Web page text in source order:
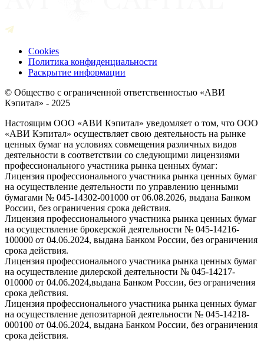
Cookies
Политика конфиденциальности
Раскрытие информации
© Общество с ограниченной ответственностью «АВИ
Кэпитал» - 2025
Настоящим ООО «АВИ Кэпитал» уведомляет о том, что ООО
«АВИ Кэпитал» осуществляет свою деятельность на рынке
ценных бумаг на условиях совмещения различных видов
деятельности в соответствии со следующими лицензиями
профессионального участника рынка ценных бумаг:
Лицензия профессионального участника рынка ценных бумаг
на осуществление деятельности по управлению ценными
бумагами № 045-14302-001000 от 06.08.2026, выдана Банком
России, без ограничения срока действия.
Лицензия профессионального участника рынка ценных бумаг
на осуществление брокерской деятельности № 045-14216-
100000 от 04.06.2024, выдана Банком России, без ограничения
срока действия.
Лицензия профессионального участника рынка ценных бумаг
на осуществление дилерской деятельности № 045-14217-
010000 от 04.06.2024,выдана Банком России, без ограничения
срока действия.
Лицензия профессионального участника рынка ценных бумаг
на осуществление депозитарной деятельности № 045-14218-
000100 от 04.06.2024, выдана Банком России, без ограничения
срока действия.